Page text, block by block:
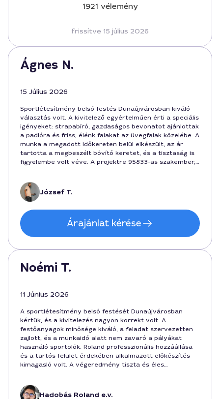
1921 vélemény
frissítve 15 július 2026
Ágnes N.
15 Július 2026
Sportlétesítmény belső festés Dunaújvárosban kiváló
választás volt. A kivitelező egyértelműen érti a speciális
igényeket: strapabíró, gazdaságos bevonatot ajánlottak
a padlóra és friss, élénk falakat az üvegfalak közelébe. A
munka a megadott időkereten belül elkészült, az ár
tartotta a megbeszélt bővítő keretet, és a tisztaság is
figyelembe volt véve. A projektre 95833-as szakember,
felújítására Dunaújvárosban.
József T.
Árajánlat kérése
Noémi T.
11 Június 2026
A sportlétesítmény belső festését Dunaújvárosban
kértük, és a kivitelezés nagyon korrekt volt. A
festőanyagok minősége kiváló, a feladat szervezetten
zajlott, és a munkaidő alatt nem zavaró a pályákat
használó sportolók. Roland professzionális hozzáállása
és a tartós felület érdekében alkalmazott előkészítés
kimagasló volt. A végeredmény tiszta és éles
Dunaújvárosban sportlétesítményeket felújítóknak.
Hadobás Roland e.v.